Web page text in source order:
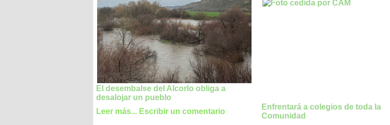
El desembalse del Alcorlo obliga a
desalojar un pueblo
Leer más... Escribir un comentario
Enfrentará a colegios de toda la
Comunidad